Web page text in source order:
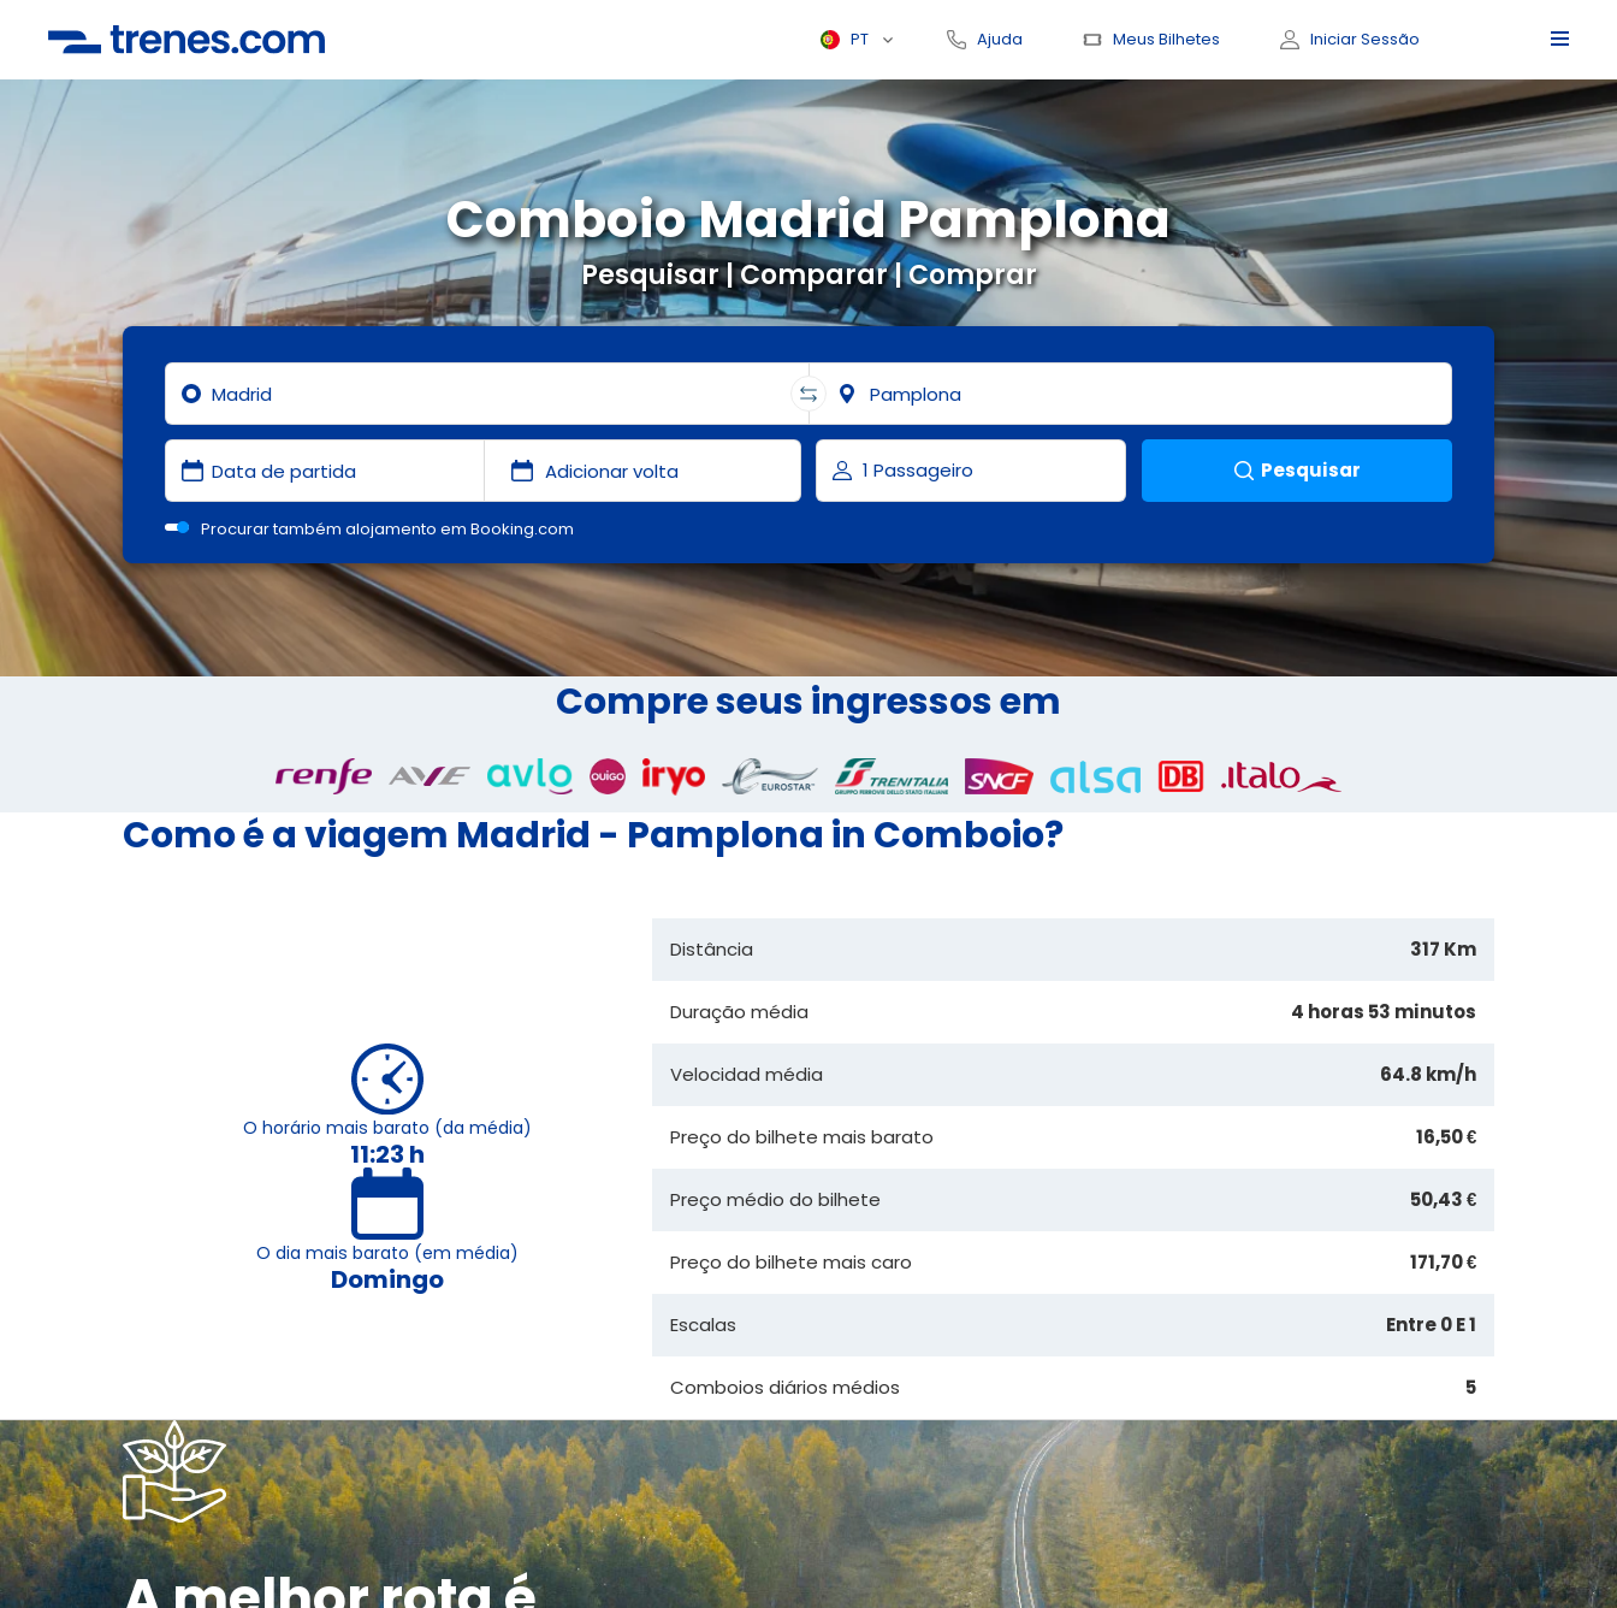
PT Ajuda Meus Bilhetes Iniciar Sessão
Pesquisar | Comparar | Comprar
Comboio Madrid Pamplona
Pesquisar
Procurar também alojamento em Booking.com
Compre seus ingressos em
Como é a viagem Madrid - Pamplona in Comboio?
O horário mais barato (da média)
11:23 h
O dia mais barato (em média)
Domingo
Distância 317 Km
Duração média 4 horas 53 minutos
Velocidad média 64.8 km/h
Preço do bilhete mais barato 16,50 €
Preço médio do bilhete 50,43 €
Preço do bilhete mais caro 171,70 €
Escalas Entre 0 E 1
Comboios diários médios 5